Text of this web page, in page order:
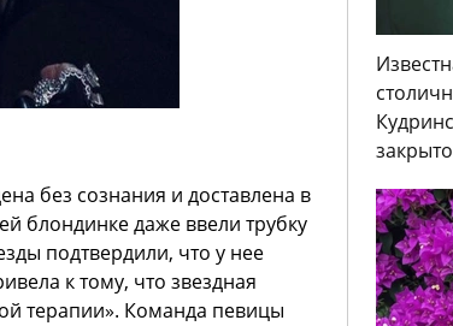
без сознания и доставлена в
блондинке даже ввели трубку
подтвердили, что у нее
к тому, что звездная
терапии». Команда певицы